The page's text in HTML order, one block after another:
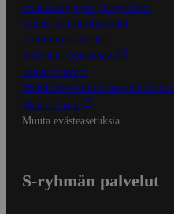
Osuuskauppojen yhteystiedot
Tilaus- ja toimitusehdot
Tietosuojakäytäntö
Palvelun käyttöehdot
Saavutettavuus
Mobiilisovelluksen saavutettavuus
Mainostajalle
Muuta evästeasetuksia
S-ryhmän palvelut